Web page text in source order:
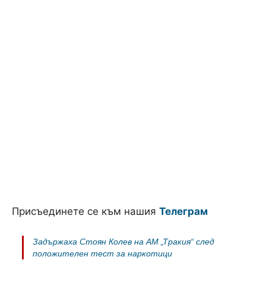
Присъединете се към нашия Телеграм
Задържаха Стоян Колев на АМ „Тракия“ след
положителен тест за наркотици